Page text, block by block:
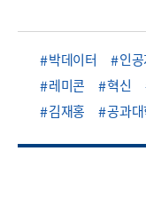
박데이터 인
레미콘
혁신
김재홍
공과